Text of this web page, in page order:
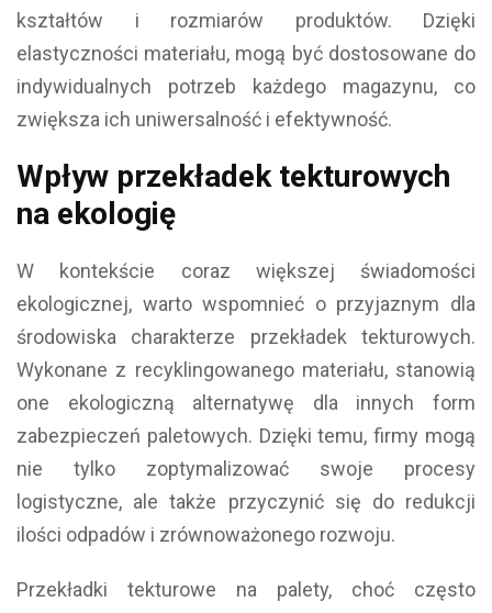
kształtów i rozmiarów produktów. Dzięki
elastyczności materiału, mogą być dostosowane do
indywidualnych potrzeb każdego magazynu, co
zwiększa ich uniwersalność i efektywność.
Wpływ przekładek tekturowych
na ekologię
W kontekście coraz większej świadomości
ekologicznej, warto wspomnieć o przyjaznym dla
środowiska charakterze przekładek tekturowych.
Wykonane z recyklingowanego materiału, stanowią
one ekologiczną alternatywę dla innych form
zabezpieczeń paletowych. Dzięki temu, firmy mogą
nie tylko zoptymalizować swoje procesy
logistyczne, ale także przyczynić się do redukcji
ilości odpadów i zrównoważonego rozwoju.
Przekładki tekturowe na palety, choć często